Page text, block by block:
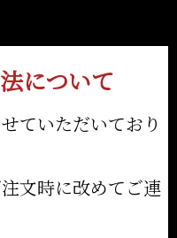
について
ていただいており
文時に改めてご連